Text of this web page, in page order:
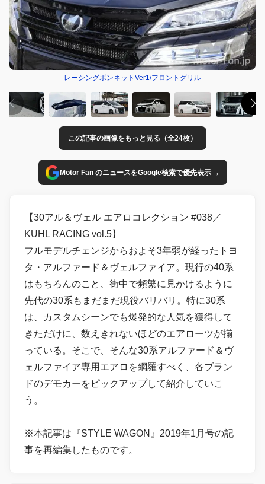
レーシングボンネットVer1/フロントグリル
この記事の画像をもっと見る（全24枚）
Motor Fan のニュースをGoogle検索で優先表示→
【30アル＆ヴェル エアロコレクション #038／
KUHL RACING vol.5】
フルモデルチェンジからおよそ3年弱が経ったトヨ
タ・アルファード＆ヴェルファイア。現行の40系
はもちろんのこと、街中で頻繁に見かけるように
先代の30系もまだまだ現役バリバリ。特に30系
は、カスタムシーンでも爆発的な人気を獲得して
きただけに、数えきれないほどのエアローツが揃
っている。そこで、そんな30系アルファード＆ヴ
ェルファイア専用エアロを網羅すべく、各ブラン
ドのデモカーをピックアップして紹介していこ
う。
※本記事は『STYLE WAGON』2019年1月号の記
事を再編集したものです。